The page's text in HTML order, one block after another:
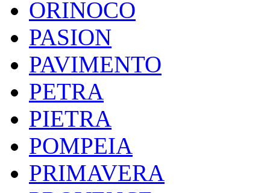
ORINOCO
PASION
PAVIMENTO
PETRA
PIETRA
POMPEIA
PRIMAVERA